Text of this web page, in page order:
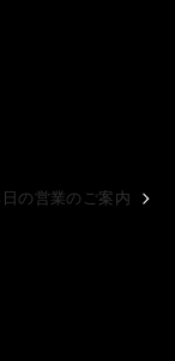
の営業のご案内